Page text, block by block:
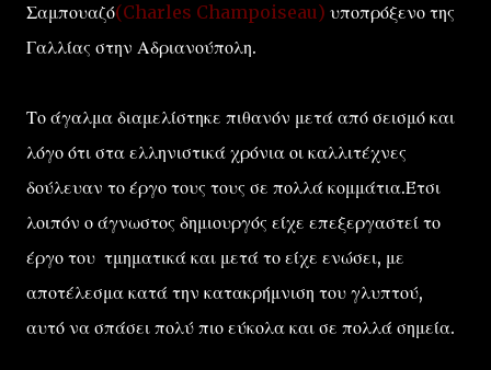
Σαμπουαζό(Charles Champoiseau) υποπρόξενο της
Γαλλίας στην Αδριανούπολη.
Το άγαλμα διαμελίστηκε πιθανόν μετά από σεισμό και
λόγο ότι στα ελληνιστικά χρόνια οι καλλιτέχνες
δούλευαν το έργο τους τους σε πολλά κομμάτια.Έτσι
λοιπόν ο άγνωστος δημιουργός είχε επεξεργαστεί το
έργο του τμηματικά και μετά το είχε ενώσει, με
αποτέλεσμα κατά την κατακρήμνιση του γλυπτού,
αυτό να σπάσει πολύ πιο εύκολα και σε πολλά σημεία.